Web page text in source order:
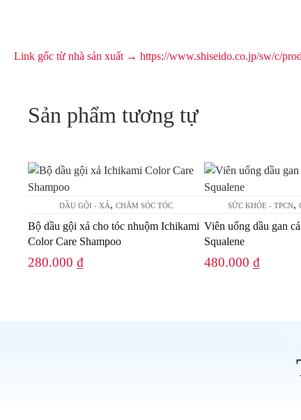
Link gốc từ nhà sản xuất
Sản phẩm tương tự
DẦU GỘI - XẢ, CHĂM SÓC TÓC
Bộ dầu gội xả cho tóc nhuộm Ichikami
Color Care Shampoo
280.000 ₫
SỨC KHỎE - TPCN,
Viên uống dầu gan
Squalene
480.000 ₫